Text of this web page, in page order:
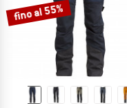
fino al 55%